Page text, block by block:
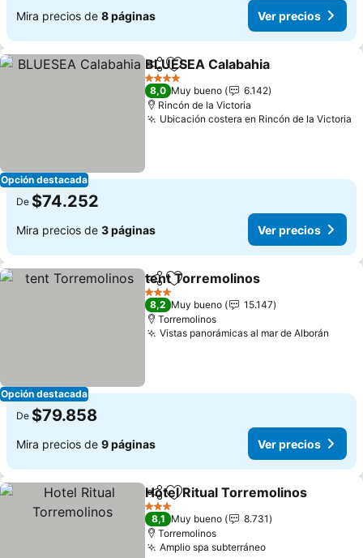
Mira precios de 8 páginas Ver precios
Opción destacada
CompartirAgregar a favoritos
BLUESEA Calabahia
4 Estrellas
8,0 Muy bueno
6.142
Rincón de la Victoria
Ubicación costera en Rincón de la Victoria
De $74.252
Mira precios de 3 páginas Ver precios
Opción destacada
CompartirAgregar a favoritos
tent Torremolinos
3 Estrellas
8,2 Muy bueno
15.147
Torremolinos
Vistas panorámicas al mar de Alborán
De $79.858
Mira precios de 9 páginas Ver precios
CompartirAgregar a favoritos
Hotel Ritual Torremolinos
3 Estrellas
8,1 Muy bueno
8.731
Torremolinos
Amplio spa subterráneo